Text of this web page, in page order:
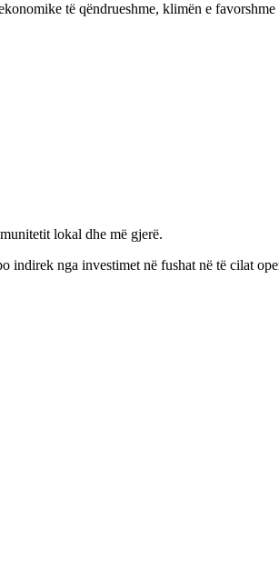
të qëndrueshme, klimën e
lokal dhe më gjerë.
indirek nga investimet në fushat në të cilat